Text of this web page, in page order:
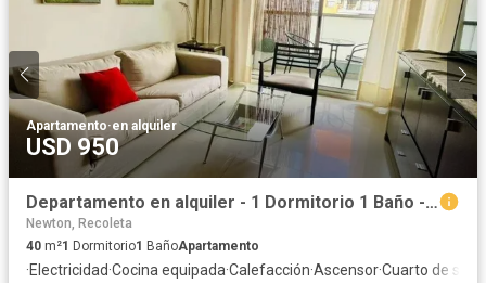
Apartamento·en alquiler
USD 950
Departamento en alquiler - 1 Dormitorio 1 Baño - Palermo
Newton, Recoleta
40 m²1 Dormitorio1 BañoApartamento
·Electricidad·Cocina equipada·Calefacción·Ascensor·Cuarto de